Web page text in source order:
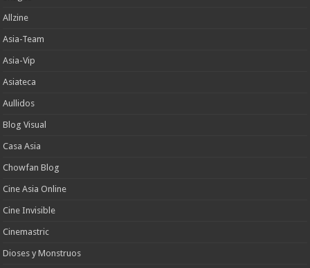
Allzine
Asia-Team
Asia-Vip
Asiateca
Aullidos
Blog Visual
Casa Asia
Chowfan Blog
Cine Asia Online
Cine Invisible
Cinemastric
Dioses y Monstruos